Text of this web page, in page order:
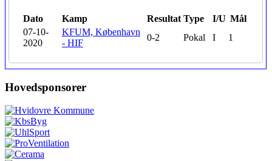
Dato Kamp Resultat Type I/U Mål
07-10-
2020
KFUM, København
- HIF
0-2 Pokal I 1
Hovedsponsorer